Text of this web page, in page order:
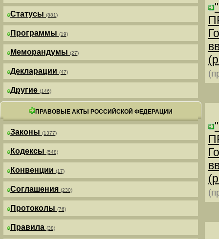
Статусы (881)
Программы (19)
Меморандумы (27)
Декларации (47)
Другие (146)
ПРАВОВЫЕ АКТЫ РОССИЙСКОЙ ФЕДЕРАЦИИ
Законы (1377)
Кодексы (548)
Конвенции (17)
Соглашения (230)
Протоколы (76)
Правила (38)